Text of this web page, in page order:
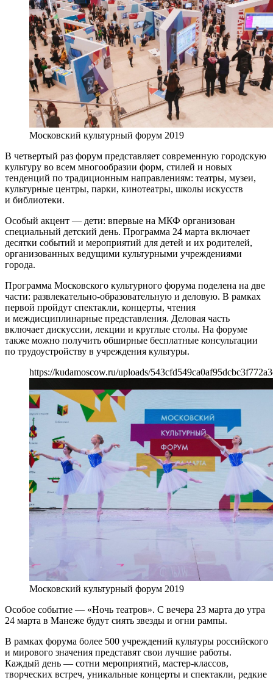
Московский культурный форум 2019
В четвертый раз форум представляет современную городскую
культуру во всем многообразии форм, стилей и новых
тенденций по традиционным направлениям: театры, музеи,
культурные центры, парки, кинотеатры, школы искусств
и библиотеки.
Особый акцент — дети: впервые на МКФ организован
специальный детский день. Программа 24 марта включает
десятки событий и мероприятий для детей и их родителей,
организованных ведущими культурными учреждениями
города.
Программа Московского культурного форума поделена на две
части: развлекательно-образовательную и деловую. В рамках
первой пройдут спектакли, концерты, чтения
и междисциплинарные представления. Деловая часть
включает дискуссии, лекции и круглые столы. На форуме
также можно получить обширные бесплатные консультации
по трудоустройству в учреждения культуры.
https://kudamoscow.ru/uploads/
Московский культурный форум 2019
Особое событие — «Ночь театров». С вечера 23 марта до утра
24 марта в Манеже будут сиять звезды и огни рампы.
В рамках форума более 500 учреждений культуры российского
и мирового значения представят свои лучшие работы.
Каждый день — сотни мероприятий, мастер-классов,
творческих встреч, уникальные концерты и спектакли, редкие